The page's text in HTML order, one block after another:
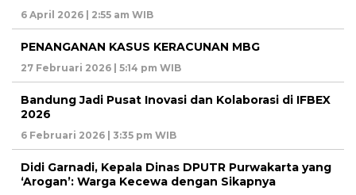
6 April 2026 | 2:55 am WIB
PENANGANAN KASUS KERACUNAN MBG
27 Februari 2026 | 5:14 pm WIB
Bandung Jadi Pusat Inovasi dan Kolaborasi di IFBEX
2026
6 Februari 2026 | 3:35 pm WIB
Didi Garnadi, Kepala Dinas DPUTR Purwakarta yang
‘Arogan’: Warga Kecewa dengan Sikapnya